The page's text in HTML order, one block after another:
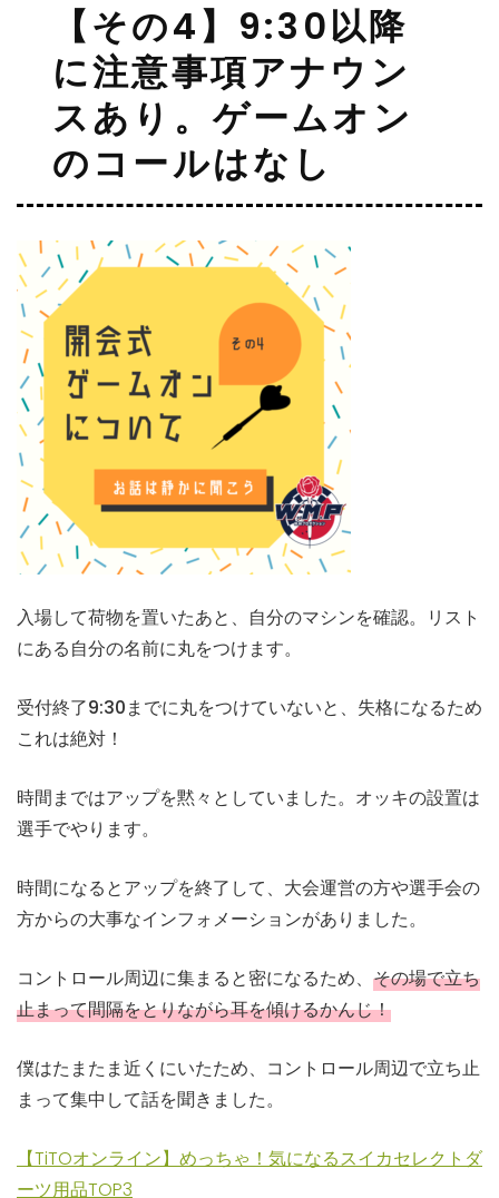
【その4】9:30以降
に注意事項アナウン
スあり。ゲームオン
のコールはなし
入場して荷物を置いたあと、自分のマシンを確認。リスト
にある自分の名前に丸をつけます。
受付終了9:30までに丸をつけていないと、失格になるため
これは絶対！
時間まではアップを黙々としていました。オッキの設置は
選手でやります。
時間になるとアップを終了して、大会運営の方や選手会の
方からの大事なインフォメーションがありました。
コントロール周辺に集まると密になるため、 その場で立ち
止まって間隔をとりながら耳を傾けるかんじ！
僕はたまたま近くにいたため、コントロール周辺で立ち止
まって集中して話を聞きました。
【TiTOオンライン】めっちゃ！気になるスイカセレクトダ
ーツ用品TOP3